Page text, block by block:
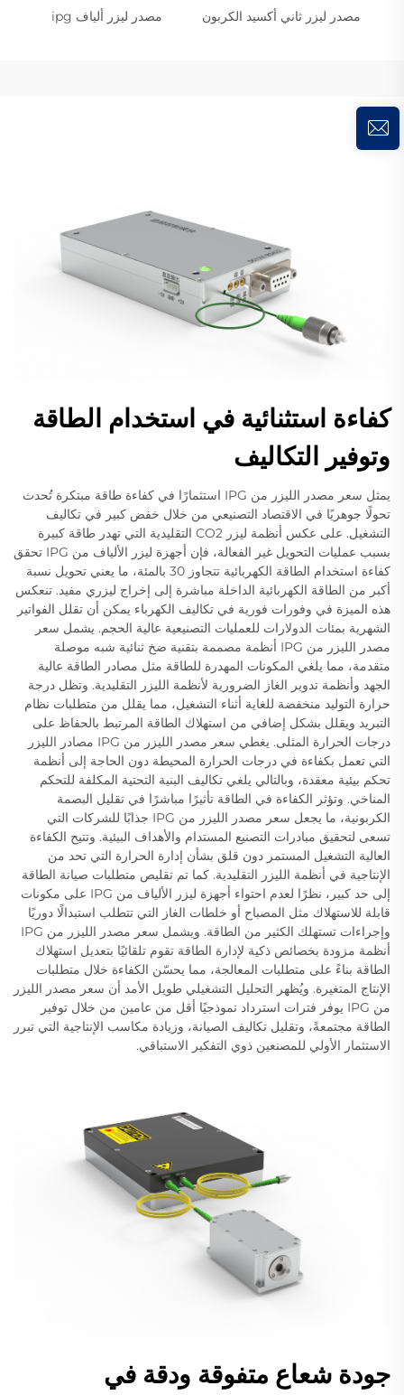
مصدر ليزر ثاني أكسيد الكربون مصدر ليزر ألياف ipg
كفاءة استثنائية في استخدام الطاقة
وتوفير التكاليف
يمثل سعر مصدر الليزر من IPG استثمارًا في كفاءة طاقة مبتكرة تُحدث
تحولًا جوهريًا في الاقتصاد التصنيعي من خلال خفض كبير في تكاليف
التشغيل. على عكس أنظمة ليزر CO2 التقليدية التي تهدر طاقة كبيرة
بسبب عمليات التحويل غير الفعالة، فإن أجهزة ليزر الألياف من IPG تحقق
كفاءة استخدام الطاقة الكهربائية تتجاوز 30 بالمئة، ما يعني تحويل نسبة
أكبر من الطاقة الكهربائية الداخلة مباشرة إلى إخراج ليزري مفيد. تنعكس
هذه الميزة في وفورات فورية في تكاليف الكهرباء يمكن أن تقلل الفواتير
الشهرية بمئات الدولارات للعمليات التصنيعية عالية الحجم. يشمل سعر
مصدر الليزر من IPG أنظمة مصممة بتقنية ضخ ثنائية شبه موصلة
متقدمة، مما يلغي المكونات المهدرة للطاقة مثل مصادر الطاقة عالية
الجهد وأنظمة تدوير الغاز الضرورية لأنظمة الليزر التقليدية. وتظل درجة
حرارة التوليد منخفضة للغاية أثناء التشغيل، مما يقلل من متطلبات نظام
التبريد ويقلل بشكل إضافي من استهلاك الطاقة المرتبط بالحفاظ على
درجات الحرارة المثلى. يغطي سعر مصدر الليزر من IPG مصادر الليزر
التي تعمل بكفاءة في درجات الحرارة المحيطة دون الحاجة إلى أنظمة
تحكم بيئية معقدة، وبالتالي يلغي تكاليف البنية التحتية المكلفة للتحكم
المناخي. وتؤثر الكفاءة في الطاقة تأثيرًا مباشرًا في تقليل البصمة
الكربونية، ما يجعل سعر مصدر الليزر من IPG جذابًا للشركات التي
تسعى لتحقيق مبادرات التصنيع المستدام والأهداف البيئية. وتتيح الكفاءة
العالية التشغيل المستمر دون قلق بشأن إدارة الحرارة التي تحد من
الإنتاجية في أنظمة الليزر التقليدية. كما تم تقليص متطلبات صيانة الطاقة
إلى حد كبير، نظرًا لعدم احتواء أجهزة ليزر الألياف من IPG على مكونات
قابلة للاستهلاك مثل المصباح أو خلطات الغاز التي تتطلب استبدالًا دوريًا
وإجراءات تستهلك الكثير من الطاقة. ويشمل سعر مصدر الليزر من IPG
أنظمة مزودة بخصائص ذكية لإدارة الطاقة تقوم تلقائيًا بتعديل استهلاك
الطاقة بناءً على متطلبات المعالجة، مما يحسّن الكفاءة خلال متطلبات
الإنتاج المتغيرة. ويُظهر التحليل التشغيلي طويل الأمد أن سعر مصدر الليزر
من IPG يوفر فترات استرداد نموذجيًا أقل من عامين من خلال توفير
الطاقة مجتمعةً، وتقليل تكاليف الصيانة، وزيادة مكاسب الإنتاجية التي تبرر
الاستثمار الأولي للمصنعين ذوي التفكير الاستباقي.
جودة شعاع متفوقة ودقة في